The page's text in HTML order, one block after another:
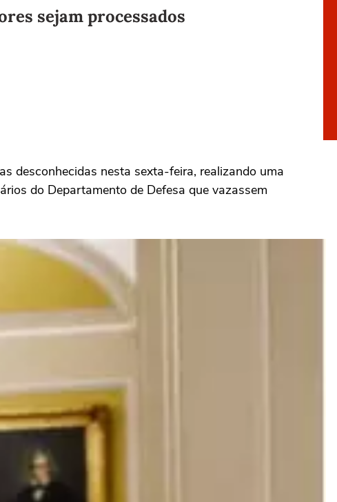
sejam processados
desconhecidas nesta sexta-feira, realizando uma
do Departamento de Defesa que vazassem